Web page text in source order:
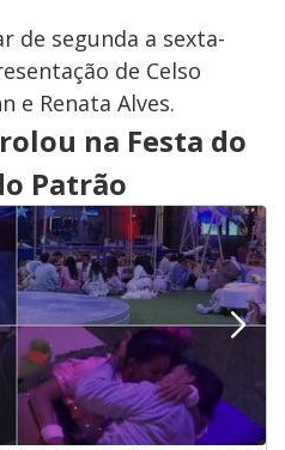
de segunda a sexta-
de Celso
e Renata Alves.
na Festa do
Patrão